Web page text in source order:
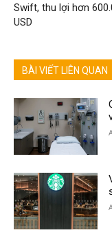
Swift, thu lợi hơn
USD
BÀI VIẾT LIÊN QUAN